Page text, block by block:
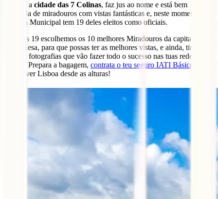
Lisboa, a cidade das 7 Colinas, faz jus ao nome e está bem
recheada de miradouros com vistas fantásticas e, neste momento, a
Câmara Municipal tem 19 deles eleitos como oficiais.
E destes 19 escolhemos os 10 melhores Miradouros da capital
portuguesa, para que possas ter as melhores vistas, e ainda, tirar
aquelas fotografias que vão fazer todo o sucesso nas tuas redes
sociais. Prepara a bagagem, contrata o teu seguro IATI Básico
vamos ver Lisboa desde as alturas!